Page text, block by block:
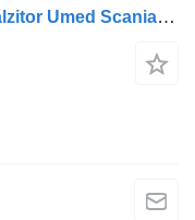
Centralina Unitate de Control Încălzitor Umed Scania 24V 442410 per camion Webasto SG1563